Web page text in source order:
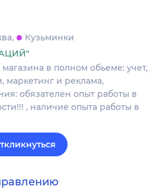
Кузьминки
в полном обьеме: учет,
маркетинг и реклама,
обязателен опыт работы в
, наличие опыта работы в